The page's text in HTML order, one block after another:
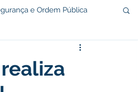
e Ordem Pública
Econômico e Turismo